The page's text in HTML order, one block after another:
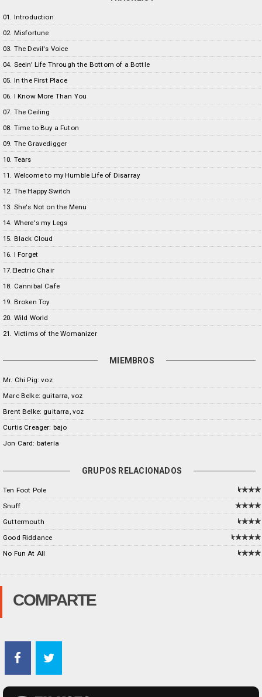
01. Introduction
02. Misfortune
03. The Devil's Voice
04. Seein' Life Through the Bottom of a Bottle
05. In the First Place
06. I Know More Than You
07. The Ceiling
08. Time to Buy a Futon
09. The Gravedigger
10. Tears
11. Welcome to my Humble Life of Disarray
12. The Happy Switch
13. She's Not on the Menu
14. Where's my Legs
15. Black Cloud
16. I Forget
17.Electric Chair
18. Cannibal Cafe
19. Broken Toy
20. Wild World
21. Victims of the Womanizer
MIEMBROS
Mr. Chi Pig: voz
Marc Belke: guitarra, voz
Brent Belke: guitarra, voz
Curtis Creager: bajo
Jon Card: batería
GRUPOS RELACIONADOS
Ten Foot Pole
Snuff
Guttermouth
Good Riddance
No Fun At All
COMPARTE